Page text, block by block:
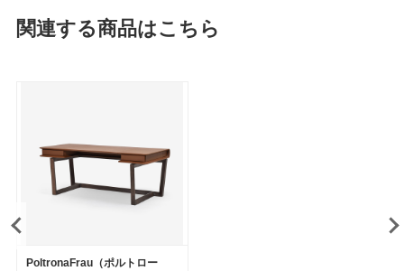
関連する商品はこちら
PoltronaFrau（ポルトロー